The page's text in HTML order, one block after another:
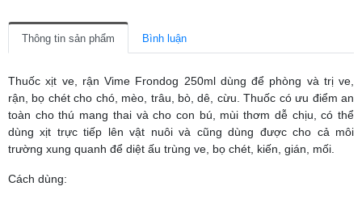
Thông tin sản phẩm Bình luận
Thuốc xịt ve, rận Vime Frondog 250ml dùng để phòng và trị ve,
rận, bọ chét cho chó, mèo, trâu, bò, dê, cừu. Thuốc có ưu điểm an
toàn cho thú mang thai và cho con bú, mùi thơm dễ chịu, có thể
dùng xịt trực tiếp lên vật nuôi và cũng dùng được cho cả môi
trường xung quanh để diệt ấu trùng ve, bọ chét, kiến, gián, mối.
Cách dùng: